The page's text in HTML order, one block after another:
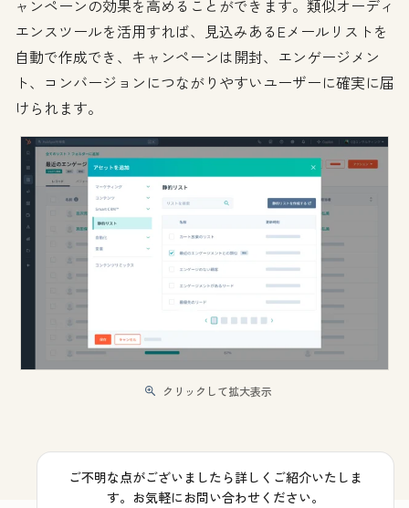
ャンペーンの効果を高めることができます。類似オーディ
エンスツールを活用すれば、見込みあるEメールリストを
自動で作成でき、キャンペーンは開封、エンゲージメン
ト、コンバージョンにつながりやすいユーザーに確実に届
けられます。
クリックして拡大表示
ご不明な点がございましたら詳しくご紹介いたしま
す。お気軽にお問い合わせください。